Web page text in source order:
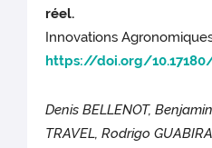
réel.
Innovations
https://doi.org/
Denis BELLENOT,
TRAVEL, Rodrigo